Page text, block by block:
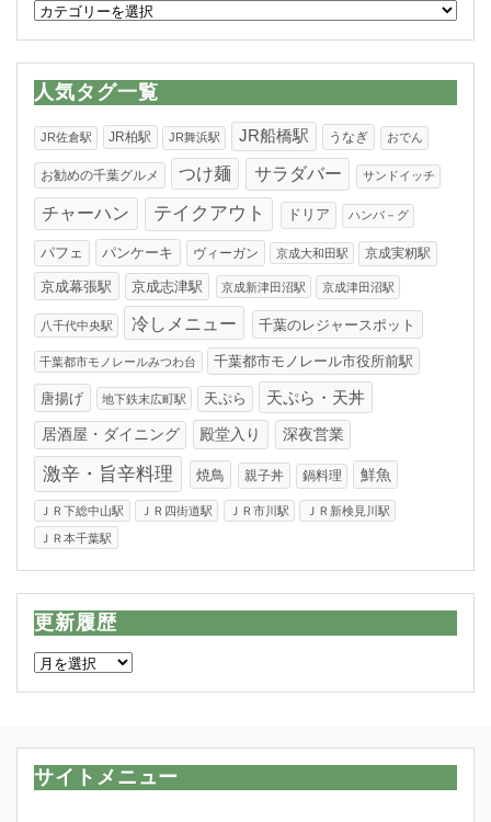
カ
リ
ー
人気タグ一覧
JR佐倉駅 JR柏駅 JR舞浜駅 JR船橋駅 うなぎ おでん
お勧めの千葉グルメ つけ麺 サラダバー サンドイッチ
チャーハン テイクアウト ドリア ハンバ－グ
パフェ パンケーキ ヴィーガン 京成大和田駅 京成実籾駅
京成幕張駅 京成志津駅 京成新津田沼駅 京成津田沼駅
八千代中央駅 冷しメニュー 千葉のレジャースポット
千葉都市モノレールみつわ台 千葉都市モノレール市役所前駅
唐揚げ 地下鉄末広町駅 天ぷら 天ぷら・天丼
居酒屋・ダイニング 殿堂入り 深夜営業
激辛・旨辛料理 焼鳥 親子丼 鍋料理 鮮魚
ＪＲ下総中山駅 ＪＲ四街道駅 ＪＲ市川駅 ＪＲ新検見川駅
ＪＲ本千葉駅
更新履歴
更
サイトメニュー